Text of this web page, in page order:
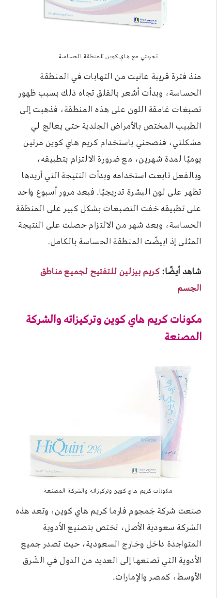
تجربتي مع هاي كوين للمنطقة الحساسة
منذ فترة قريبة عانيت من التهابات في المنطقة
الحساسة، وبدأت أشعر بالقلق تجاه ذلك بسبب ظهور
تصبغات غامقة اللون على هذه المنطقة، فذهبت إلى
الطبيب المختص بالأمراض الجلدية حتى يعالج لي
مشكلتي، فنصحني باستخدام كريم هاي كوين مرتين
يوميًا لمدة شهرين، مع ضرورة الالتزام بتطبيقه،
وبالفعل تابعت استخدامه وبدأت النتيجة التي أريدها
تظهر على لون البشرة تدريجيًا. فبعد مرور أسبوع واحد
على تطبيقه خفت التصبغات بشكل كبير على المنطقة
الحساسة، وبعد شهر من الالتزام حصلت على النتيجة
المثلى إذ ابيضّت المنطقة الحساسة بالكامل.
شاهد أيضًا: كريم بيزلين للتفتيح لجميع مناطق
الجسم
مكونات كريم هاي كوين وتركيزاته والشركة
المصنعة
مكونات كريم هاي كوين وتركيزاته والشركة المصنعة
صنعت شركة جَمجوم فارما كريم هاي كوين، وتعد هذه
الشركة سعودية الأصل، تختص بتصنيع الأدوية
المتواجدة داخل وخارج السعودية، حيث تصدر جميع
الأدوية التي تصنعها إلى العديد من الدول في الشَرق
الأوسط، كمصر والإمارات.